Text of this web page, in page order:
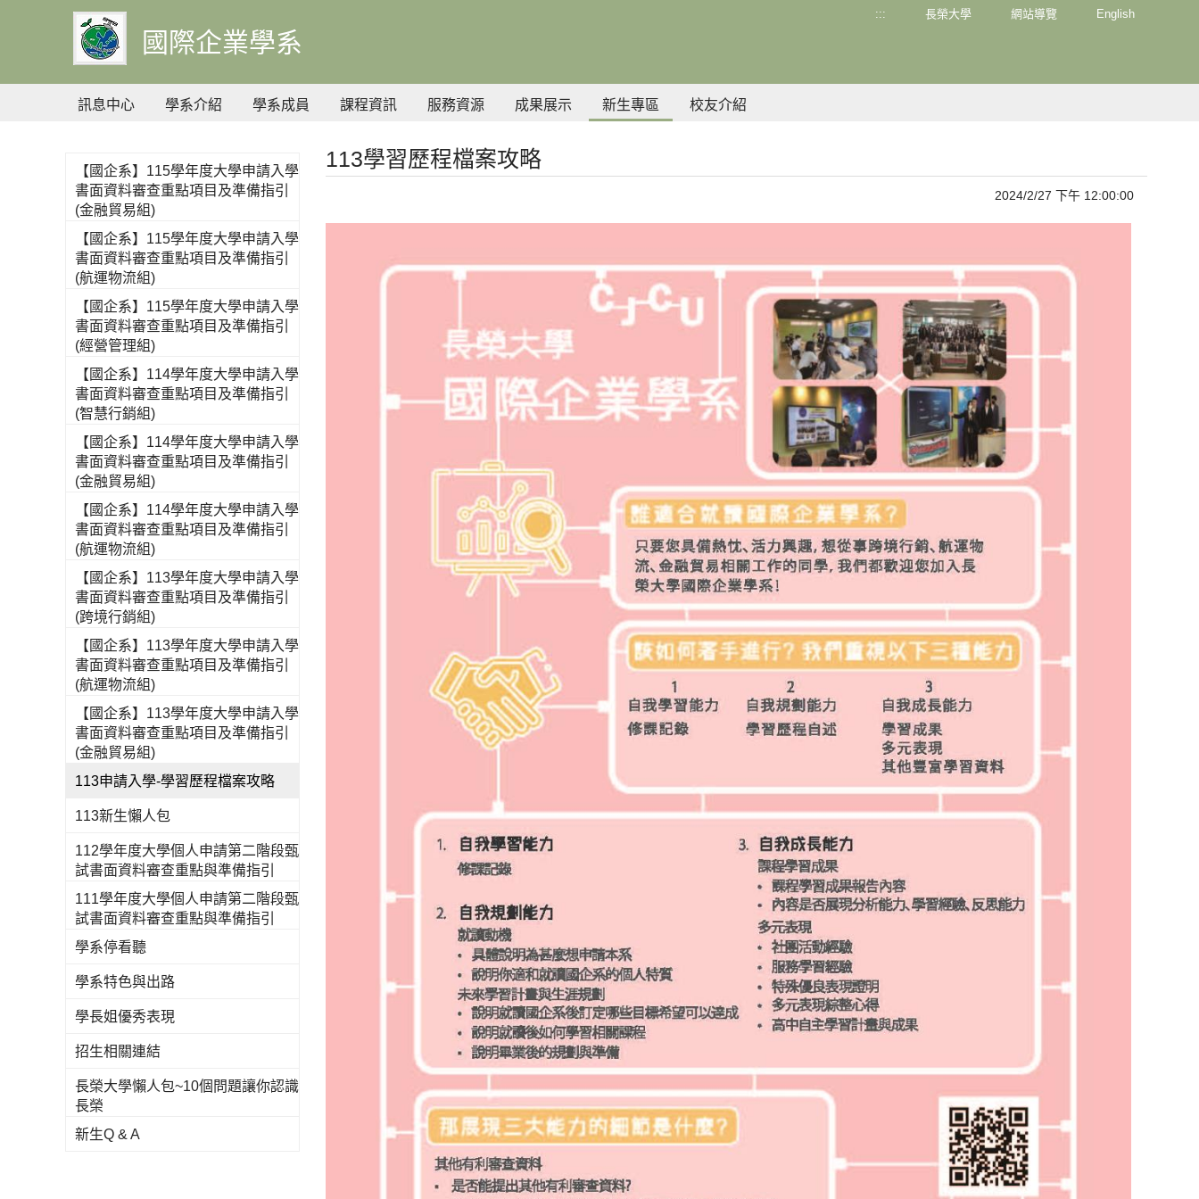
主
要
內
容
國際企業學系
::: 長榮大學 網站導覽 English
訊息中心 學系介紹 學系成員 課程資訊 服務資源 成果展示 新生專區 校友介紹
113學習歷程檔案攻略
2024/2/27 下午 12:00:00
【國企系】115學年度大學申請入學
書面資料審查重點項目及準備指引
(金融貿易組)
【國企系】115學年度大學申請入學
書面資料審查重點項目及準備指引
(航運物流組)
【國企系】115學年度大學申請入學
書面資料審查重點項目及準備指引
(經營管理組)
【國企系】114學年度大學申請入學
書面資料審查重點項目及準備指引
(智慧行銷組)
【國企系】114學年度大學申請入學
書面資料審查重點項目及準備指引
(金融貿易組)
【國企系】114學年度大學申請入學
書面資料審查重點項目及準備指引
(航運物流組)
【國企系】113學年度大學申請入學
書面資料審查重點項目及準備指引
(跨境行銷組)
【國企系】113學年度大學申請入學
書面資料審查重點項目及準備指引
(航運物流組)
【國企系】113學年度大學申請入學
書面資料審查重點項目及準備指引
(金融貿易組)
113申請入學-學習歷程檔案攻略
113新生懶人包
112學年度大學個人申請第二階段甄
試書面資料審查重點與準備指引
111學年度大學個人申請第二階段甄
試書面資料審查重點與準備指引
學系停看聽
學系特色與出路
學長姐優秀表現
招生相關連結
長榮大學懶人包~10個問題讓你認識
長榮
新生Q & A